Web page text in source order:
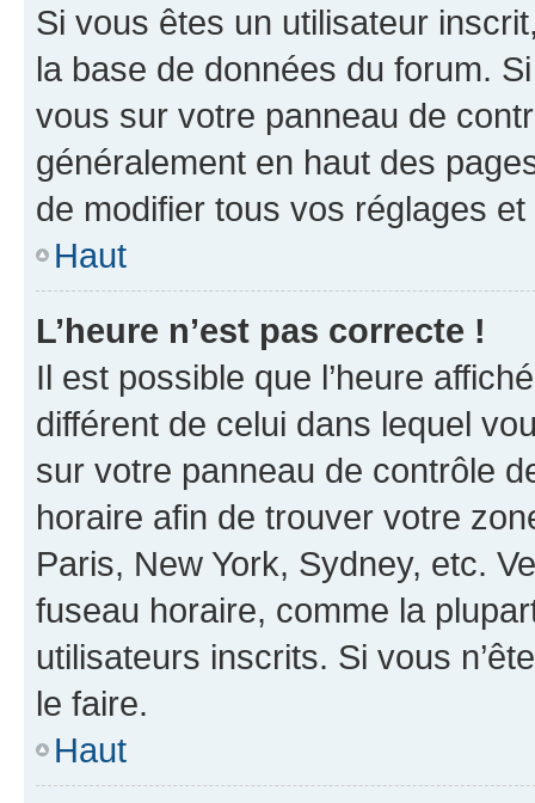
Si vous êtes un utilisateur
la base de données du forum.
vous sur votre panneau de
généralement en haut des
de modifier tous vos réglages
Haut
L’heure n’est pas correcte !
Il est possible que l’heure
différent de celui dans lequel
sur votre panneau de contrôle
horaire afin de trouver votre
Paris, New York, Sydney, etc.
fuseau horaire, comme la
utilisateurs inscrits. Si vous
le faire.
Haut